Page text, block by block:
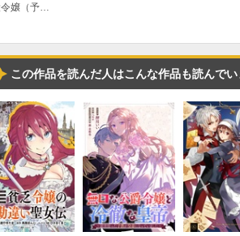
: 5
必要ポイント：150
: 6
必要ポイント：150
悪役令嬢（予定）らしいけど、私はお菓子が食べたい～ブロックスキルで穏やかな人生目指します～
この作品を読んだ人はこんな作品も読んでい